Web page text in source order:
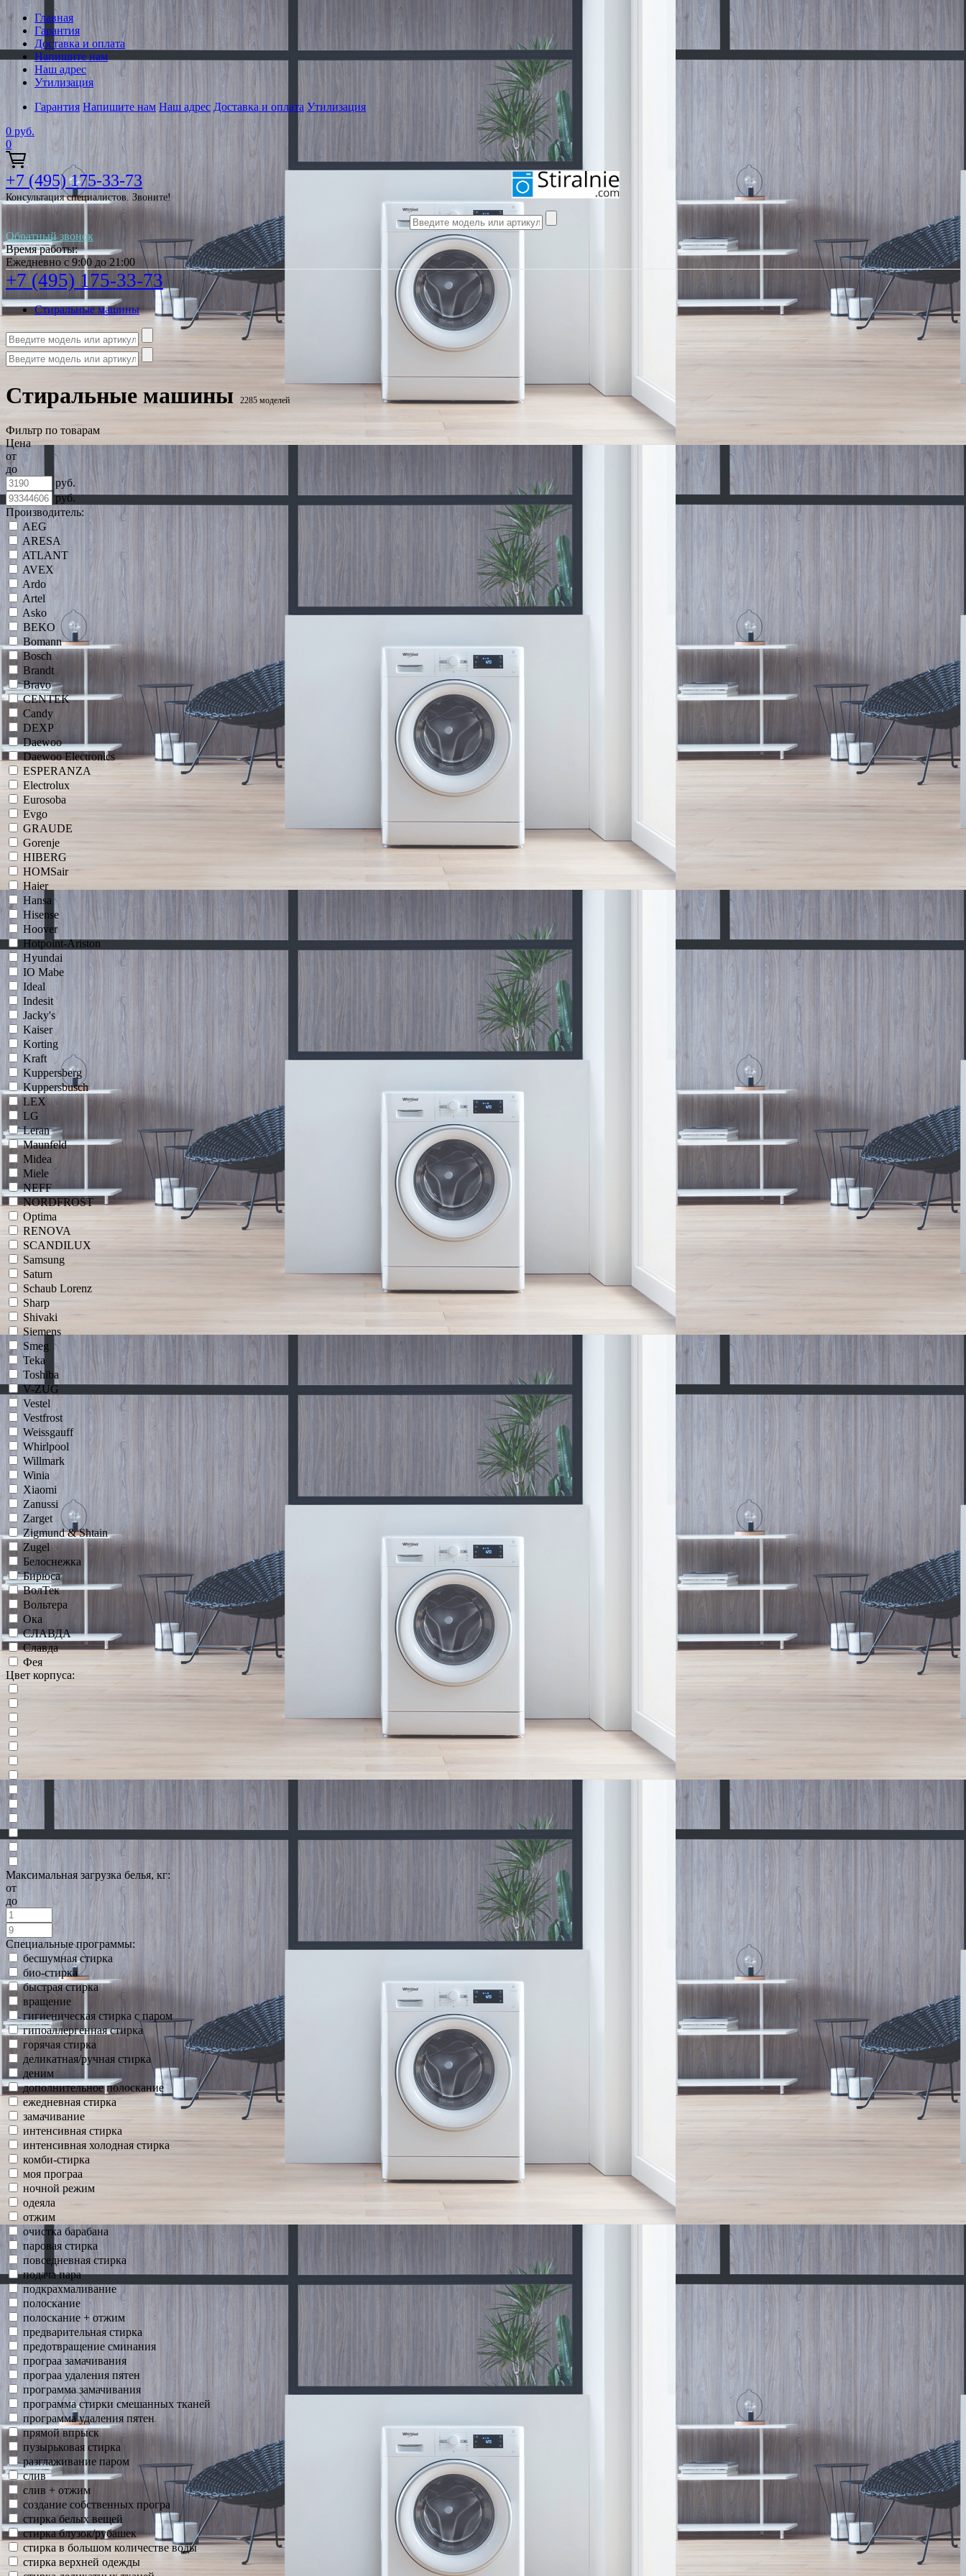
Главная
Гарантия
Доставка и оплата
Напишите нам
Наш адрес
Утилизация
Гарантия Напишите нам Наш адрес Доставка и оплата Утилизация
0 руб.
0
+7 (495) 175-33-73
Консультация специалистов. Звоните!
Обратный звонок
Время работы:
Ежедневно с 9:00 до 21:00
+7 (495) 175-33-73
Стиральные машины
Стиральные машины 2285 моделей
Фильтр по товарам
Цена
от
до
руб.
руб.
Производитель:
AEG
ARESA
ATLANT
AVEX
Ardo
Artel
Asko
BEKO
Bomann
Bosch
Brandt
Bravo
CENTEK
Candy
DEXP
Daewoo
Daewoo Electronics
ESPERANZA
Electrolux
Eurosoba
Evgo
GRAUDE
Gorenje
HIBERG
HOMSair
Haier
Hansa
Hisense
Hoover
Hotpoint-Ariston
Hyundai
IO Mabe
Ideal
Indesit
Jacky's
Kaiser
Korting
Kraft
Kuppersberg
Kuppersbusch
LEX
LG
Leran
Maunfeld
Midea
Miele
NEFF
NORDFROST
Optima
RENOVA
SCANDILUX
Samsung
Saturn
Schaub Lorenz
Sharp
Shivaki
Siemens
Smeg
Teka
Toshiba
V-ZUG
Vestel
Vestfrost
Weissgauff
Whirlpool
Willmark
Winia
Xiaomi
Zanussi
Zarget
Zigmund & Shtain
Zugel
Белоснежка
Бирюса
ВолТек
Вольтера
Ока
СЛАВДА
Славда
Фея
Цвет корпуса:
Максимальная загрузка белья, кг:
от
до
Специальные программы:
бесшумная стирка
био-стирка
быстрая стирка
вращение
гигиеническая стирка с паром
гипоаллергенная стирка
горячая стирка
деликатная/ручная стирка
деним
дополнительное полоскание
ежедневная стирка
замачивание
интенсивная стирка
интенсивная холодная стирка
комби-стирка
моя програа
ночной режим
одеяла
отжим
очистка барабана
паровая стирка
повседневная стирка
подача пара
подкрахмаливание
полоскание
полоскание + отжим
предварительная стирка
предотвращение сминания
програа замачивания
програа удаления пятен
программа замачивания
программа стирки смешанных тканей
программа удаления пятен
прямой впрыск
пузырьковая стирка
разглаживание паром
слив
слив + отжим
создание собственных програ
стирка белых вещей
стирка блузок/рубашек
стирка в большом количестве воды
стирка верхней одежды